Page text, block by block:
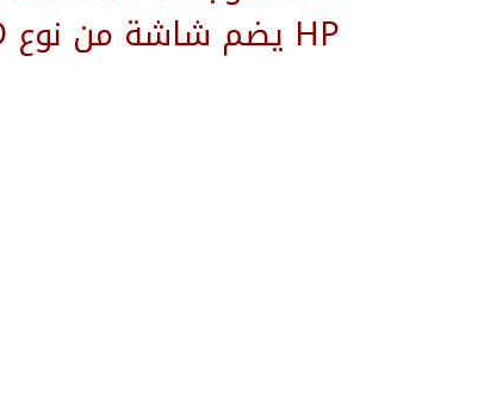
HP يضم شاشة من نوع OLED